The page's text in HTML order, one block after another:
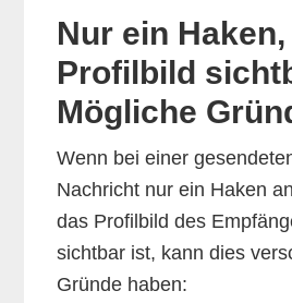
Nur ein
Profilbild
Mögliche
Wenn bei einer
Nachricht nur ein Haken
das Profilbild des
sichtbar ist, kann dies
Gründe haben: